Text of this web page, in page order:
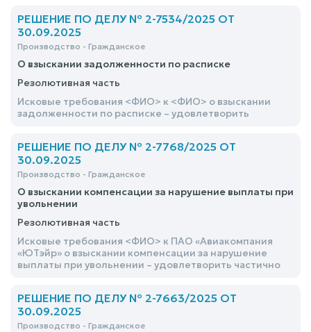
РЕШЕНИЕ ПО ДЕЛУ № 2-7534/2025 ОТ
30.09.2025
Производство - Гражданское
О взыскании задолженности по расписке
Резолютивная часть
Исковые требования <ФИО> к <ФИО> о взыскании
задолженности по расписке – удовлетворить
РЕШЕНИЕ ПО ДЕЛУ № 2-7768/2025 ОТ
30.09.2025
Производство - Гражданское
О взыскании компенсации за нарушение выплаты при
увольнении
Резолютивная часть
Исковые требования <ФИО> к ПАО «Авиакомпания
«ЮТэйр» о взыскании компенсации за нарушение
выплаты при увольнении – удовлетворить частично
РЕШЕНИЕ ПО ДЕЛУ № 2-7663/2025 ОТ
30.09.2025
Производство - Гражданское